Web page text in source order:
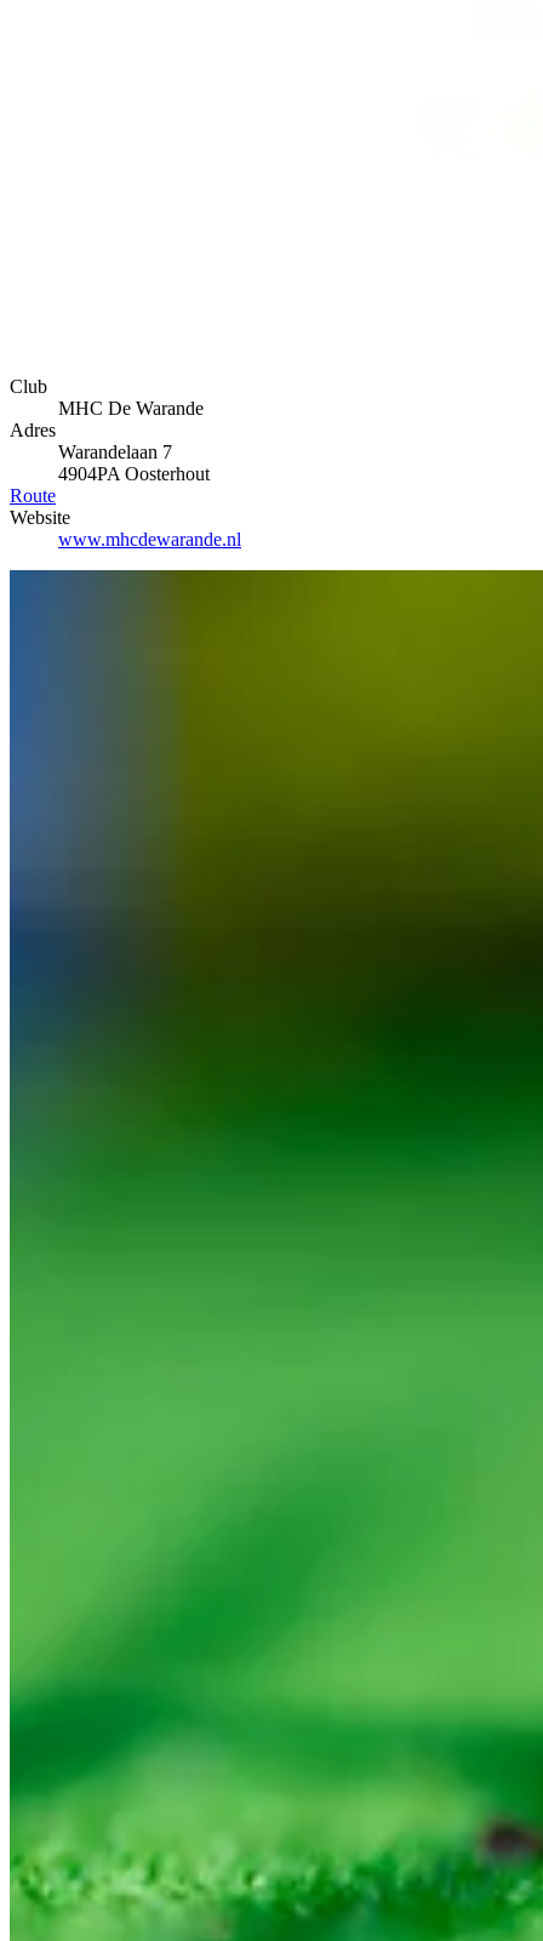
Club
MHC De Warande
Adres
Warandelaan 7
4904PA Oosterhout
Route
Website
www.mhcdewarande.nl